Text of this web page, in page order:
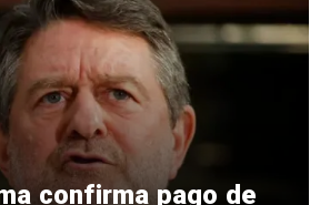
confirma pago de